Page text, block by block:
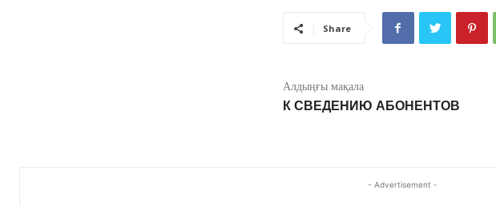
Share
Алдыңғы мақала
К СВЕДЕНИЮ АБОНЕНТОВ
- Advertisement -